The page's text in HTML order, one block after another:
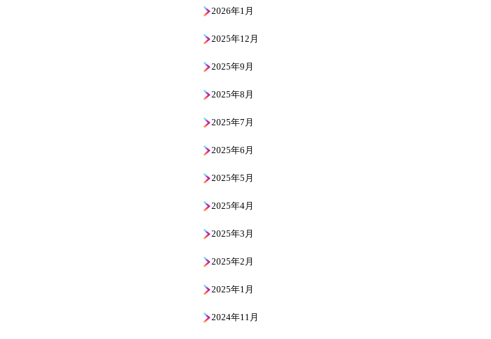
2026年1月
2025年12月
2025年9月
2025年8月
2025年7月
2025年6月
2025年5月
2025年4月
2025年3月
2025年2月
2025年1月
2024年11月